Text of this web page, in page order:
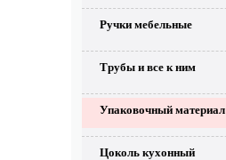
Ручки мебельные
Трубы и все к ним
Упаковочный материал
Цоколь кухонный